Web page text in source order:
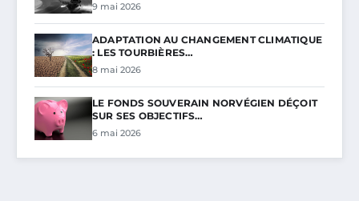
9 mai 2026
ADAPTATION AU CHANGEMENT CLIMATIQUE
: LES TOURBIÈRES…
8 mai 2026
LE FONDS SOUVERAIN NORVÉGIEN DÉÇOIT
SUR SES OBJECTIFS…
6 mai 2026